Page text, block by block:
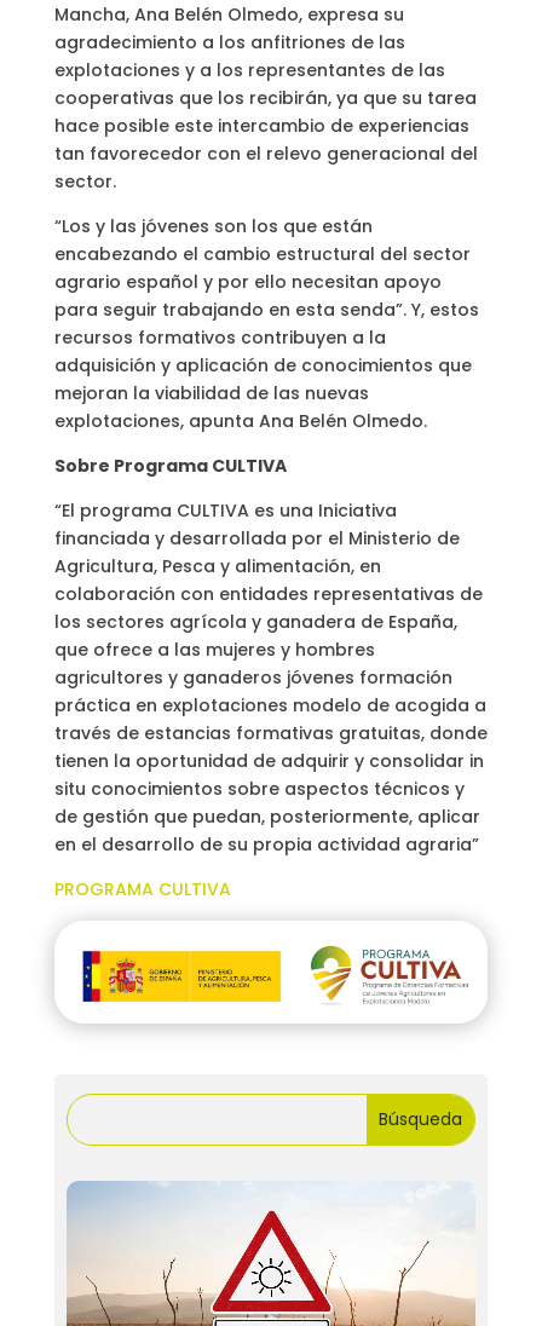
Mancha, Ana Belén Olmedo, expresa su
agradecimiento a los anfitriones de las
explotaciones y a los representantes de las
cooperativas que los recibirán, ya que su tarea
hace posible este intercambio de experiencias
tan favorecedor con el relevo generacional del
sector.
“Los y las jóvenes son los que están
encabezando el cambio estructural del sector
agrario español y por ello necesitan apoyo
para seguir trabajando en esta senda”. Y, estos
recursos formativos contribuyen a la
adquisición y aplicación de conocimientos que
mejoran la viabilidad de las nuevas
explotaciones, apunta Ana Belén Olmedo.
Sobre Programa CULTIVA
“El programa CULTIVA es una Iniciativa
financiada y desarrollada por el Ministerio de
Agricultura, Pesca y alimentación, en
colaboración con entidades representativas de
los sectores agrícola y ganadera de España,
que ofrece a las mujeres y hombres
agricultores y ganaderos jóvenes formación
práctica en explotaciones modelo de acogida a
través de estancias formativas gratuitas, donde
tienen la oportunidad de adquirir y consolidar in
situ conocimientos sobre aspectos técnicos y
de gestión que puedan, posteriormente, aplicar
en el desarrollo de su propia actividad agraria”
PROGRAMA CULTIVA